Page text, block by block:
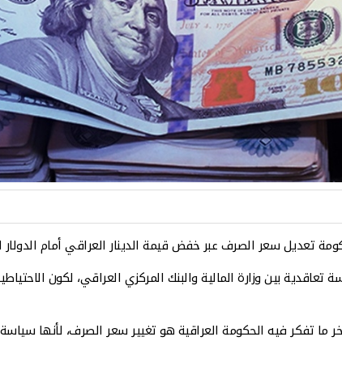
تعديل سعر الصرف عبر خفض قيمة الدينار العراقي أمام
بين وزارة المالية والبنك المركزي العراقي، لكون
ما تفكر فيه الحكومة العراقية هو تغيير سعر الصرف،